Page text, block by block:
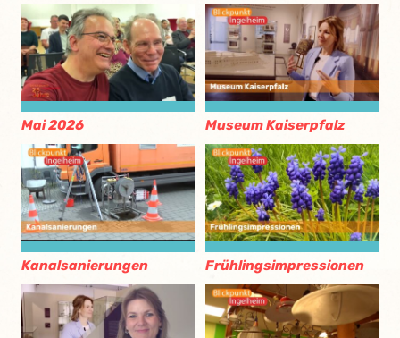
Mai 2026 Museum Kaiserpfalz
Kanalsanierungen Frühlingsimpressionen